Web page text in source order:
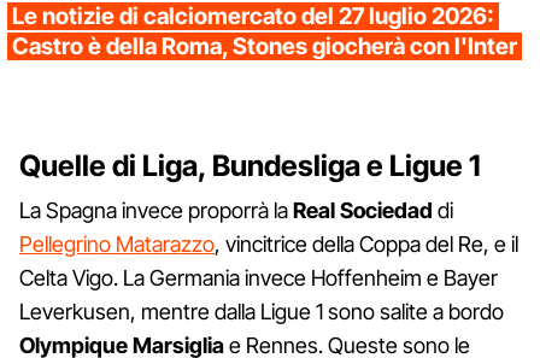
Le notizie di calciomercato del 27 luglio 2026:
Castro è della Roma, Stones giocherà con l'Inter
Quelle di Liga, Bundesliga e Ligue 1
La Spagna invece proporrà laReal Sociedad di
Pellegrino Matarazzo, vincitrice della Coppa del Re, e il
Celta Vigo. La Germania invece Hoffenheim e Bayer
Leverkusen, mentre dalla Ligue 1 sono salite a bordo
Olympique Marsigliae Rennes. Queste sono le